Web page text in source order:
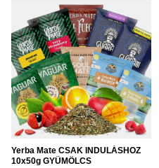
Yerba Mate CSAK INDULÁSHOZ
10x50g GYÜMÖLCS